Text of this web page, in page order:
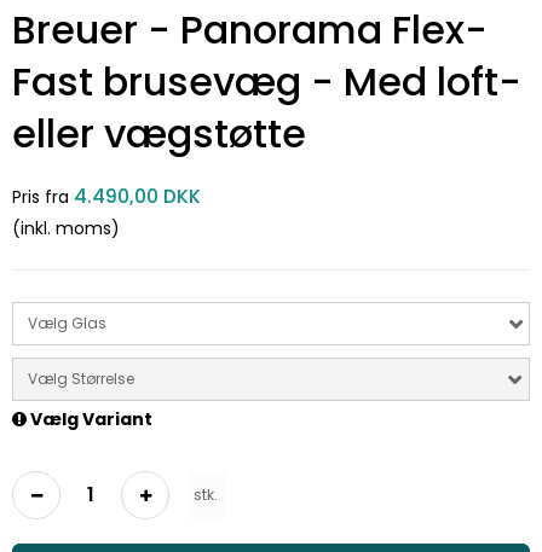
Breuer - Panorama Flex-
Fast brusevæg - Med loft-
eller vægstøtte
Pris fra 4.490,00 DKK
(inkl. moms)
Vælg Glas
Vælg Størrelse
Vælg Variant
stk.